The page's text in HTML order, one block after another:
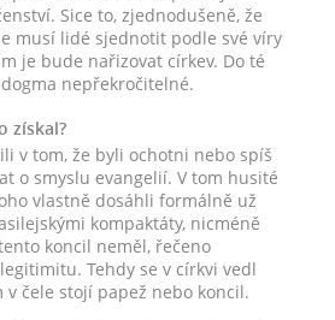
Sice to, zjednodušeně, že
musí lidé sjednotit podle své víry
je bude nařizovat církev. Do té
nepřekročitelné.
získal?
v tom, že byli ochotni nebo spíš
o smyslu evangelií. V tom husité
vlastně dosáhli formálně už
kompaktáty, nicméně
koncil neměl, řečeno
Tehdy se v církvi vedl
v čele stojí papež nebo koncil.